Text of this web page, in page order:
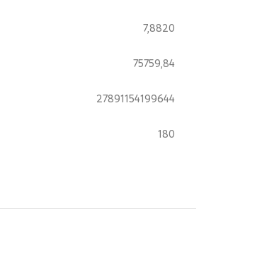
7,8820
75759,84
27891154199644
180